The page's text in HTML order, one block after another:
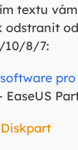
textu
odstranit
10/8/7:
software
EaseUS